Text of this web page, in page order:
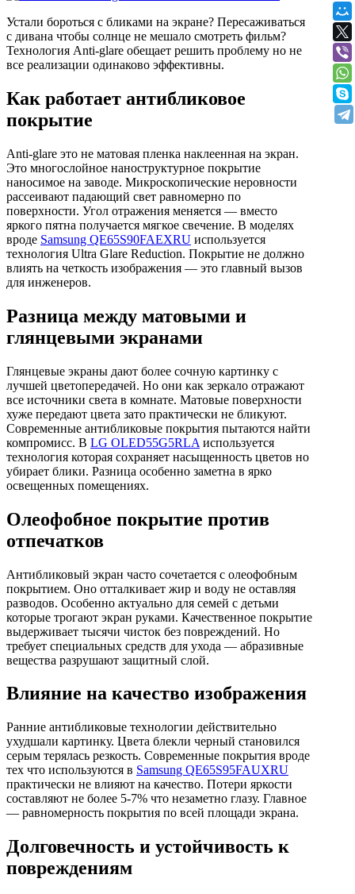
Устали бороться с бликами на экране? Пересаживаться
с дивана чтобы солнце не мешало смотреть фильм?
Технология Anti-glare обещает решить проблему но не
все реализации одинаково эффективны.
Как работает антибликовое
покрытие
Anti-glare это не матовая пленка наклеенная на экран.
Это многослойное наноструктурное покрытие
наносимое на заводе. Микроскопические неровности
рассеивают падающий свет равномерно по
поверхности. Угол отражения меняется — вместо
яркого пятна получается мягкое свечение. В моделях
вроде Samsung QE65S90FAEXRU используется
технология Ultra Glare Reduction. Покрытие не должно
влиять на четкость изображения — это главный вызов
для инженеров.
Разница между матовыми и
глянцевыми экранами
Глянцевые экраны дают более сочную картинку с
лучшей цветопередачей. Но они как зеркало отражают
все источники света в комнате. Матовые поверхности
хуже передают цвета зато практически не бликуют.
Современные антибликовые покрытия пытаются найти
компромисс. В LG OLED55G5RLA используется
технология которая сохраняет насыщенность цветов но
убирает блики. Разница особенно заметна в ярко
освещенных помещениях.
Олеофобное покрытие против
отпечатков
Антибликовый экран часто сочетается с олеофобным
покрытием. Оно отталкивает жир и воду не оставляя
разводов. Особенно актуально для семей с детьми
которые трогают экран руками. Качественное покрытие
выдерживает тысячи чисток без повреждений. Но
требует специальных средств для ухода — абразивные
вещества разрушают защитный слой.
Влияние на качество изображения
Ранние антибликовые технологии действительно
ухудшали картинку. Цвета блекли черный становился
серым терялась резкость. Современные покрытия вроде
тех что используются в Samsung QE65S95FAUXRU
практически не влияют на качество. Потери яркости
составляют не более 5-7% что незаметно глазу. Главное
— равномерность покрытия по всей площади экрана.
Долговечность и устойчивость к
повреждениям